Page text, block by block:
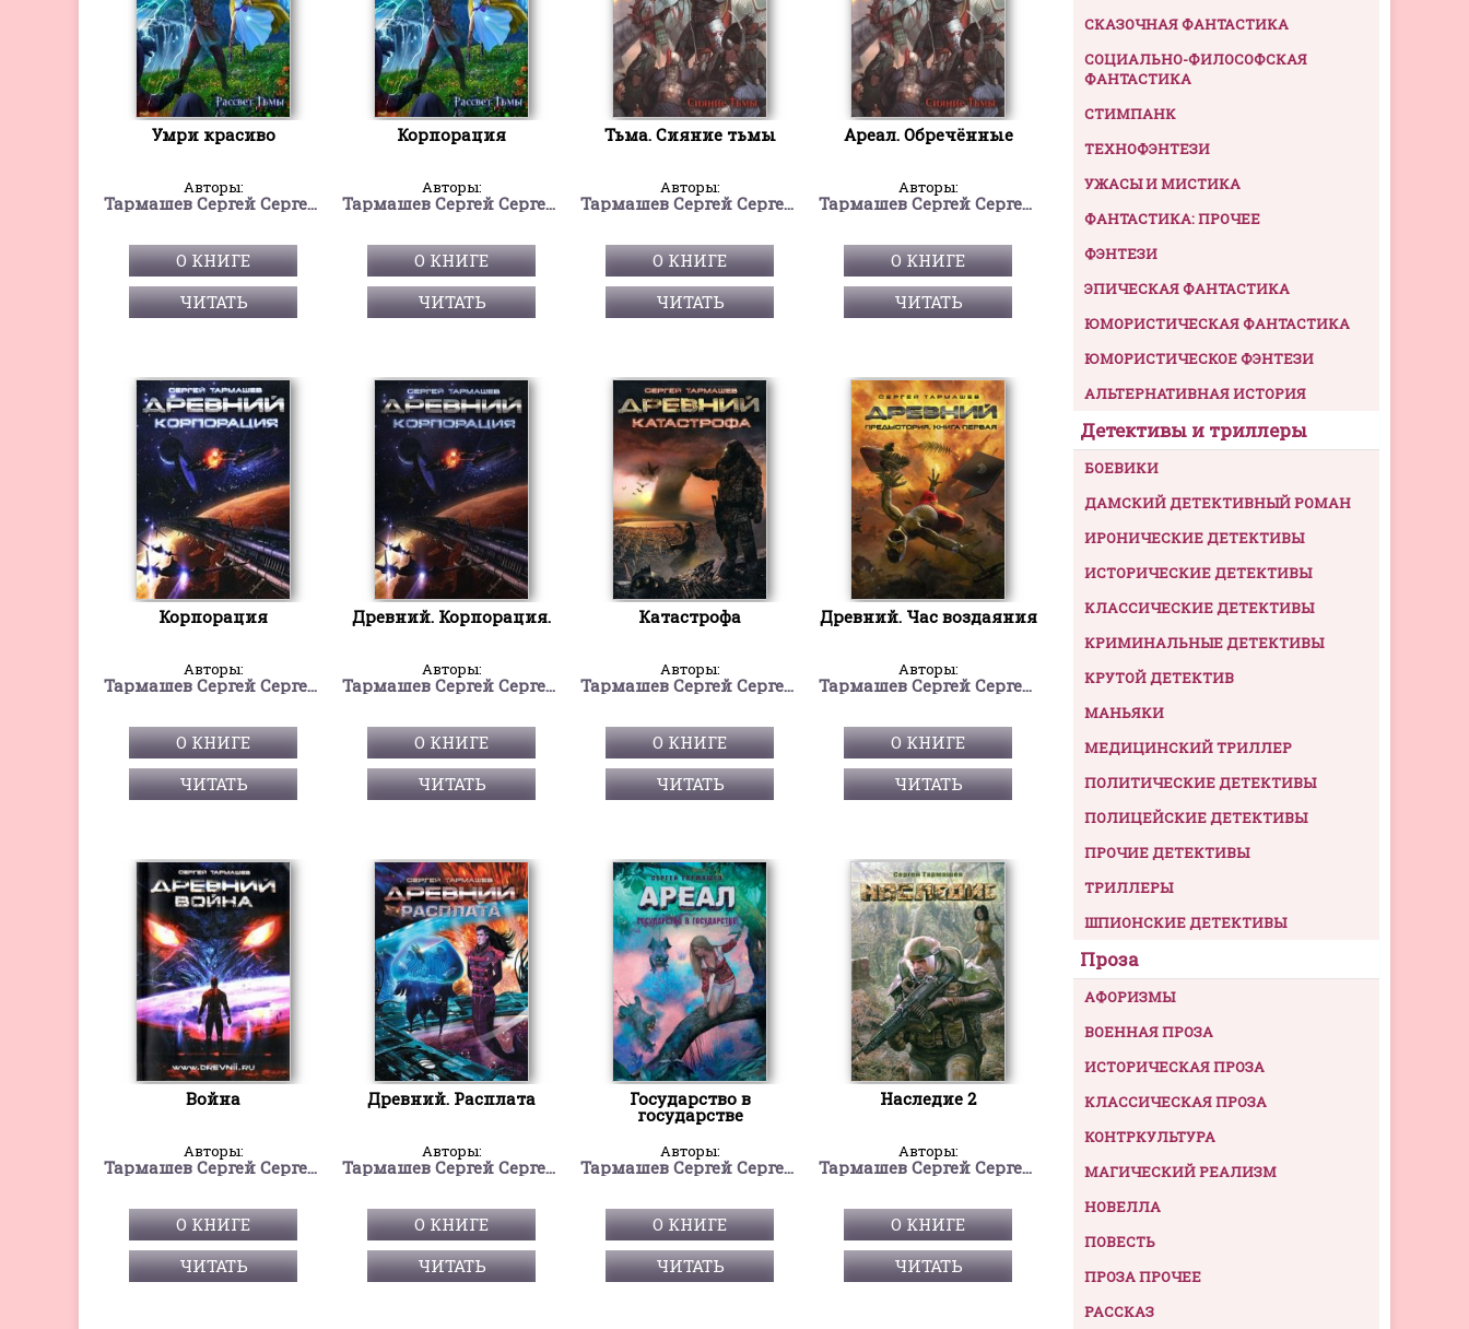
Умри красиво
Авторы:
Тармашев Сергей Сергеевич
О КНИГЕ
ЧИТАТЬ
Корпорация
Авторы:
Тармашев Сергей Сергеевич
О КНИГЕ
ЧИТАТЬ
Тьма. Сияние тьмы
Авторы:
Тармашев Сергей Сергеевич
О КНИГЕ
ЧИТАТЬ
Ареал. Обречённые
Авторы:
Тармашев Сергей Сергеевич
О КНИГЕ
ЧИТАТЬ
Корпорация
Авторы:
Тармашев Сергей Сергеевич
О КНИГЕ
ЧИТАТЬ
Древний. Корпорация.
Авторы:
Тармашев Сергей Сергеевич
О КНИГЕ
ЧИТАТЬ
Катастрофа
Авторы:
Тармашев Сергей Сергеевич
О КНИГЕ
ЧИТАТЬ
Древний. Час воздаяния
Авторы:
Тармашев Сергей Сергеевич
О КНИГЕ
ЧИТАТЬ
Война
Авторы:
Тармашев Сергей Сергеевич
О КНИГЕ
ЧИТАТЬ
Древний. Расплата
Авторы:
Тармашев Сергей Сергеевич
О КНИГЕ
ЧИТАТЬ
Государство в
государстве
Авторы:
Тармашев Сергей Сергеевич
О КНИГЕ
ЧИТАТЬ
Наследие 2
Авторы:
Тармашев Сергей Сергеевич
О КНИГЕ
ЧИТАТЬ
СКАЗОЧНАЯ ФАНТАСТИКА
СОЦИАЛЬНО-ФИЛОСОФСКАЯ
ФАНТАСТИКА
СТИМПАНК
ТЕХНОФЭНТЕЗИ
УЖАСЫ И МИСТИКА
ФАНТАСТИКА: ПРОЧЕЕ
ФЭНТЕЗИ
ЭПИЧЕСКАЯ ФАНТАСТИКА
ЮМОРИСТИЧЕСКАЯ ФАНТАСТИКА
ЮМОРИСТИЧЕСКОЕ ФЭНТЕЗИ
АЛЬТЕРНАТИВНАЯ ИСТОРИЯ
Детективы и триллеры
БОЕВИКИ
ДАМСКИЙ ДЕТЕКТИВНЫЙ РОМАН
ИРОНИЧЕСКИЕ ДЕТЕКТИВЫ
ИСТОРИЧЕСКИЕ ДЕТЕКТИВЫ
КЛАССИЧЕСКИЕ ДЕТЕКТИВЫ
КРИМИНАЛЬНЫЕ ДЕТЕКТИВЫ
КРУТОЙ ДЕТЕКТИВ
МАНЬЯКИ
МЕДИЦИНСКИЙ ТРИЛЛЕР
ПОЛИТИЧЕСКИЕ ДЕТЕКТИВЫ
ПОЛИЦЕЙСКИЕ ДЕТЕКТИВЫ
ПРОЧИЕ ДЕТЕКТИВЫ
ТРИЛЛЕРЫ
ШПИОНСКИЕ ДЕТЕКТИВЫ
Проза
АФОРИЗМЫ
ВОЕННАЯ ПРОЗА
ИСТОРИЧЕСКАЯ ПРОЗА
КЛАССИЧЕСКАЯ ПРОЗА
КОНТРКУЛЬТУРА
МАГИЧЕСКИЙ РЕАЛИЗМ
НОВЕЛЛА
ПОВЕСТЬ
ПРОЗА ПРОЧЕЕ
РАССКАЗ